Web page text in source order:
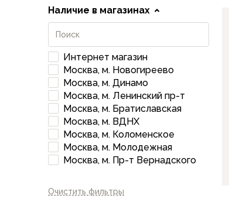
Беговые и спортивные
Пончо и дождевики
Пуховые куртки
Куртки с синтетическим утеплителем
Жилеты
Брюки
Мембранные брюки
Брюки софтшелл и ветрозащита
Флисовые брюки
Беговые и спортивные
Шорты
Брюки с синтетическим утеплителем
Термофутболки
Наличие в магазинах
Интернет магазин
Москва, м. Новогиреево
Москва, м. Динамо
Москва, м. Ленинский пр-т
Москва, м. Братиславская
Москва, м. ВДНХ
Москва, м. Коломенское
Москва, м. Молодежная
Москва, м. Пр-т Вернадского
Очистить фильтры